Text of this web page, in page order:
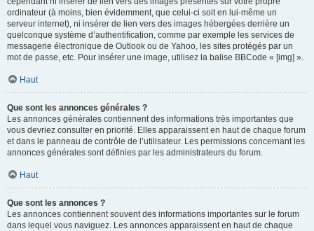
ordinateur (à moins, bien évidemment, que celui-ci soit en lui-même un
serveur internet), ni insérer de lien vers des images hébergées derrière un
quelconque système d’authentification, comme par exemple les services de
messagerie électronique de Outlook ou de Yahoo, les sites protégés par un
mot de passe, etc. Pour insérer une image, utilisez la balise BBCode « [img] ».
Haut
Que sont les annonces générales ?
Les annonces générales contiennent des informations très importantes que
vous devriez consulter en priorité. Elles apparaissent en haut de chaque forum
et dans le panneau de contrôle de l’utilisateur. Les permissions concernant les
annonces générales sont définies par les administrateurs du forum.
Haut
Que sont les annonces ?
Les annonces contiennent souvent des informations importantes sur le forum
dans lequel vous naviguez. Les annonces apparaissent en haut de chaque